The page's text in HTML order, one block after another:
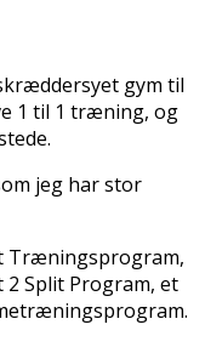
gym til
1 til 1 træning, og
jeg har stor
Træningsprogram,
2 Split Program, et